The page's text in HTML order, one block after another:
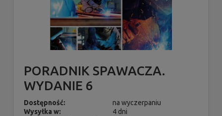
PORADNIK SPAWACZA.
WYDANIE 6
Dostępność:
na wyczerpaniu
Wysyłka w:
4 dni